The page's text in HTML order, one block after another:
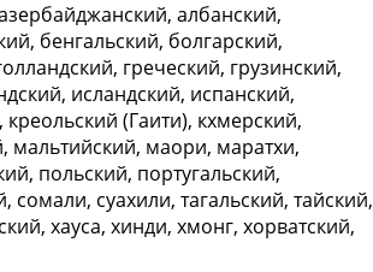
албанский,
бенгальский, болгарский,
греческий, грузинский,
исландский, испанский,
(Гаити), кхмерский,
мальтийский, маори, маратхи,
польский, португальский,
суахили, тагальский, тайский,
хауса, хинди, хмонг, хорватский,